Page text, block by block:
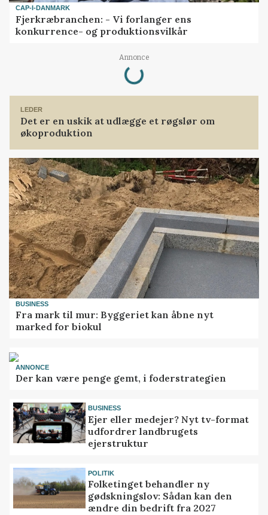
CAP-I-DANMARK
Fjerkræbranchen: - Vi forlanger ens
konkurrence- og produktionsvilkår
Annonce
Loading...
LEDER
Det er en uskik at udlægge et røgslør om
økoproduktion
BUSINESS
Fra mark til mur: Byggeriet kan åbne nyt
marked for biokul
ANNONCE
Der kan være penge gemt, i foderstrategien
BUSINESS
Ejer eller medejer? Nyt tv-format
udfordrer landbrugets
ejerstruktur
POLITIK
Folketinget behandler ny
gødskningslov: Sådan kan den
ændre din bedrift fra 2027